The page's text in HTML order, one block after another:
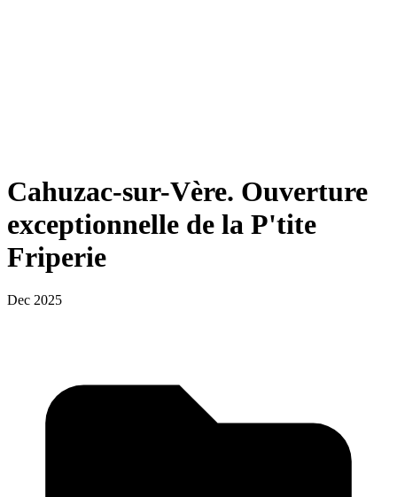
Cahuzac-sur-Vère. Ouverture
exceptionnelle de la P'tite
Friperie
Dec 2025